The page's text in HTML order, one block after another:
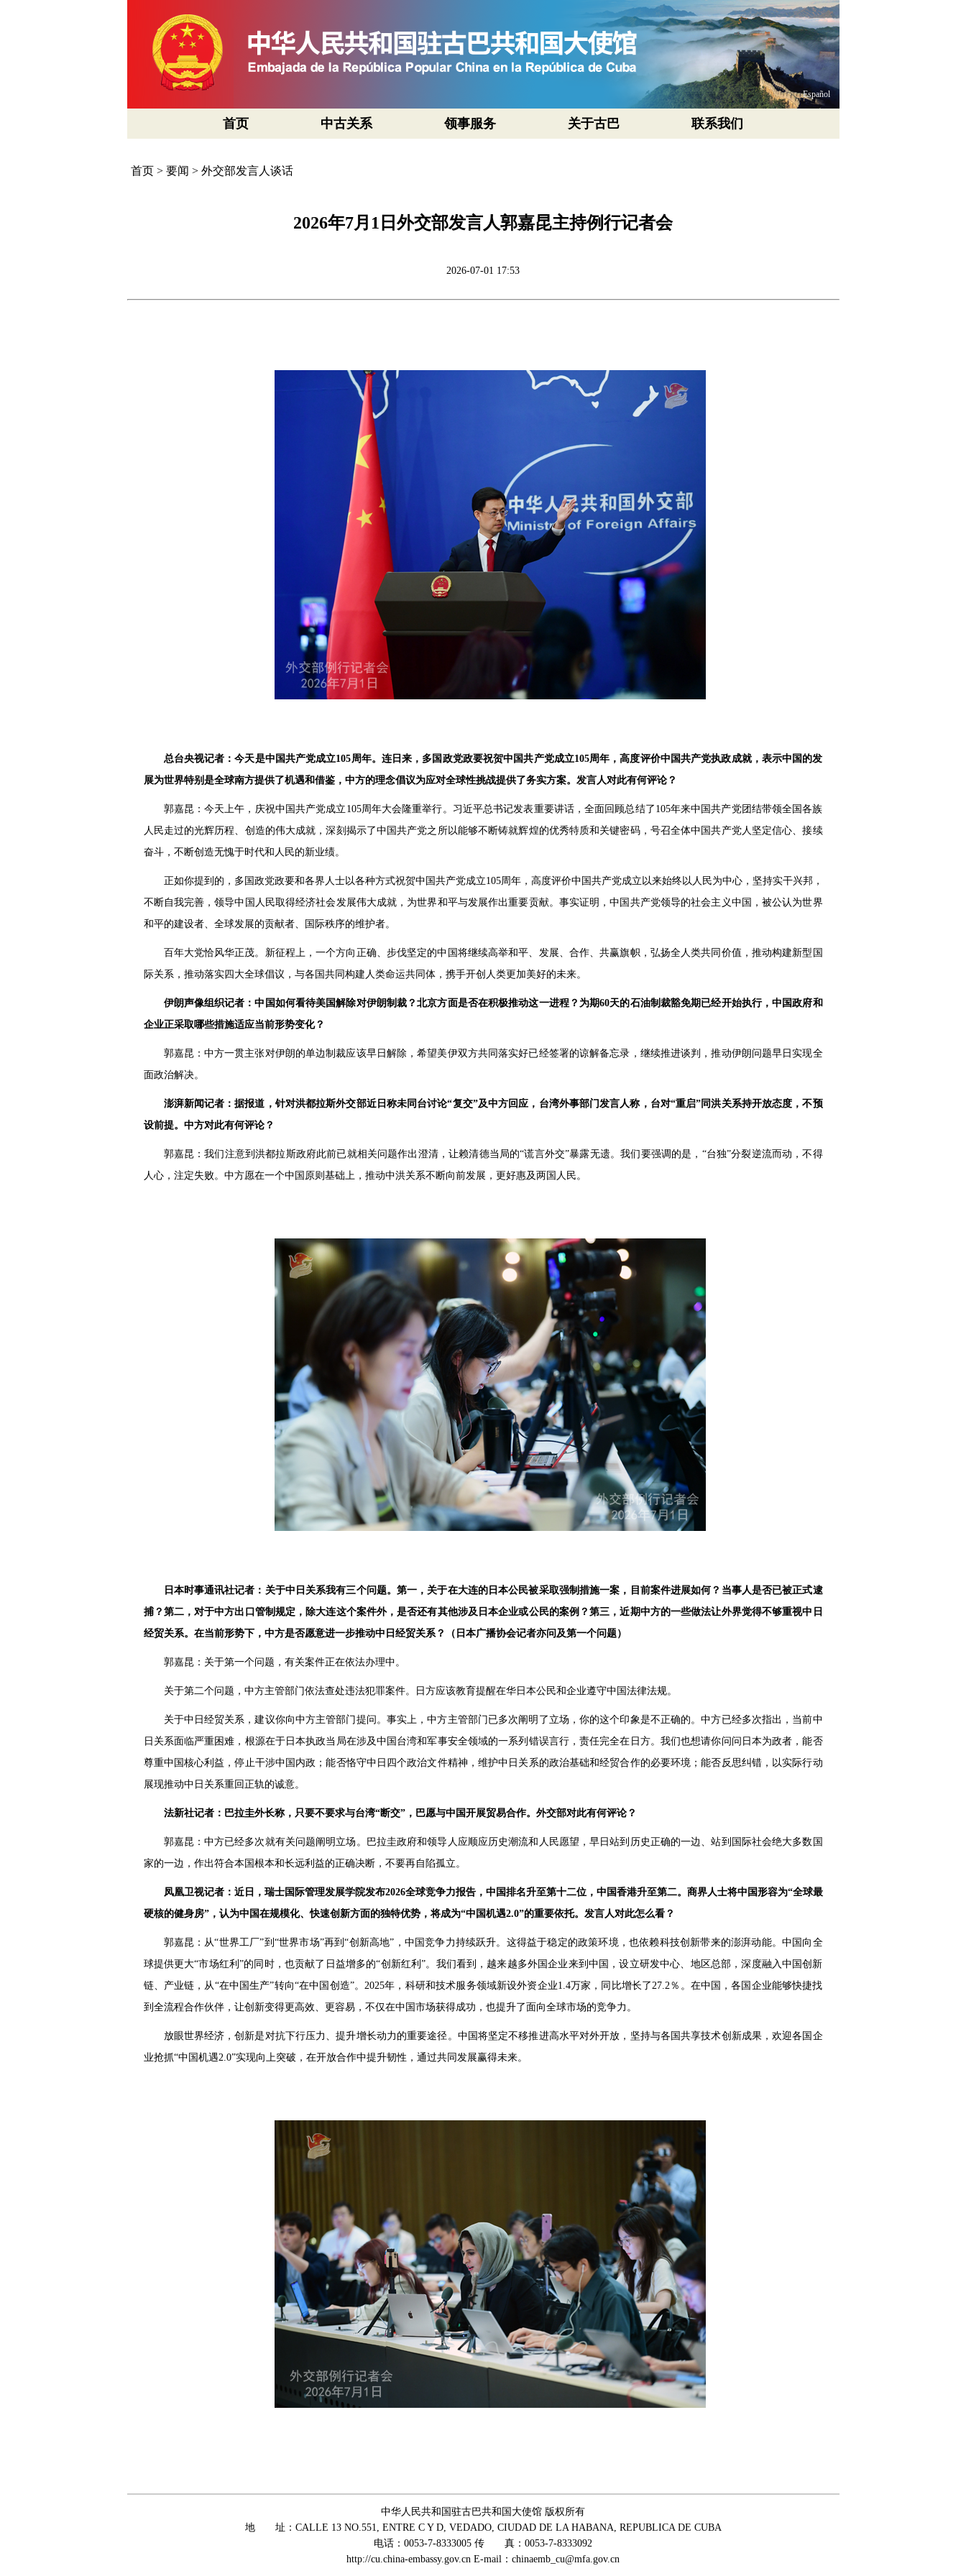
Español
首页 中古关系 领事服务 关于古巴 联系我们
首页> 要闻 > 外交部发言人谈话
2026年7月1日外交部发言人郭嘉昆主持例行记者会
2026-07-01 17:53
总台央视记者：今天是中国共产党成立105周年。连日来，多国政党政要祝贺中国共产党成立105周年，高度评价中国共产党执政成就，表示中国的发
展为世界特别是全球南方提供了机遇和借鉴，中方的理念倡议为应对全球性挑战提供了务实方案。发言人对此有何评论？
郭嘉昆：今天上午，庆祝中国共产党成立105周年大会隆重举行。习近平总书记发表重要讲话，全面回顾总结了105年来中国共产党团结带领全国各族
人民走过的光辉历程、创造的伟大成就，深刻揭示了中国共产党之所以能够不断铸就辉煌的优秀特质和关键密码，号召全体中国共产党人坚定信心、接续
奋斗，不断创造无愧于时代和人民的新业绩。
正如你提到的，多国政党政要和各界人士以各种方式祝贺中国共产党成立105周年，高度评价中国共产党成立以来始终以人民为中心，坚持实干兴邦，
不断自我完善，领导中国人民取得经济社会发展伟大成就，为世界和平与发展作出重要贡献。事实证明，中国共产党领导的社会主义中国，被公认为世界
和平的建设者、全球发展的贡献者、国际秩序的维护者。
百年大党恰风华正茂。新征程上，一个方向正确、步伐坚定的中国将继续高举和平、发展、合作、共赢旗帜，弘扬全人类共同价值，推动构建新型国
际关系，推动落实四大全球倡议，与各国共同构建人类命运共同体，携手开创人类更加美好的未来。
伊朗声像组织记者：中国如何看待美国解除对伊朗制裁？北京方面是否在积极推动这一进程？为期60天的石油制裁豁免期已经开始执行，中国政府和
企业正采取哪些措施适应当前形势变化？
郭嘉昆：中方一贯主张对伊朗的单边制裁应该早日解除，希望美伊双方共同落实好已经签署的谅解备忘录，继续推进谈判，推动伊朗问题早日实现全
面政治解决。
澎湃新闻记者：据报道，针对洪都拉斯外交部近日称未同台讨论“复交”及中方回应，台湾外事部门发言人称，台对“重启”同洪关系持开放态度，不预
设前提。中方对此有何评论？
郭嘉昆：我们注意到洪都拉斯政府此前已就相关问题作出澄清，让赖清德当局的“谎言外交”暴露无遗。我们要强调的是，“台独”分裂逆流而动，不得
人心，注定失败。中方愿在一个中国原则基础上，推动中洪关系不断向前发展，更好惠及两国人民。
日本时事通讯社记者：关于中日关系我有三个问题。第一，关于在大连的日本公民被采取强制措施一案，目前案件进展如何？当事人是否已被正式逮
捕？第二，对于中方出口管制规定，除大连这个案件外，是否还有其他涉及日本企业或公民的案例？第三，近期中方的一些做法让外界觉得不够重视中日
经贸关系。在当前形势下，中方是否愿意进一步推动中日经贸关系？（日本广播协会记者亦问及第一个问题）
郭嘉昆：关于第一个问题，有关案件正在依法办理中。
关于第二个问题，中方主管部门依法查处违法犯罪案件。日方应该教育提醒在华日本公民和企业遵守中国法律法规。
关于中日经贸关系，建议你向中方主管部门提问。事实上，中方主管部门已多次阐明了立场，你的这个印象是不正确的。中方已经多次指出，当前中
日关系面临严重困难，根源在于日本执政当局在涉及中国台湾和军事安全领域的一系列错误言行，责任完全在日方。我们也想请你问问日本为政者，能否
尊重中国核心利益，停止干涉中国内政；能否恪守中日四个政治文件精神，维护中日关系的政治基础和经贸合作的必要环境；能否反思纠错，以实际行动
展现推动中日关系重回正轨的诚意。
法新社记者：巴拉圭外长称，只要不要求与台湾“断交”，巴愿与中国开展贸易合作。外交部对此有何评论？
郭嘉昆：中方已经多次就有关问题阐明立场。巴拉圭政府和领导人应顺应历史潮流和人民愿望，早日站到历史正确的一边、站到国际社会绝大多数国
家的一边，作出符合本国根本和长远利益的正确决断，不要再自陷孤立。
凤凰卫视记者：近日，瑞士国际管理发展学院发布2026全球竞争力报告，中国排名升至第十二位，中国香港升至第二。商界人士将中国形容为“全球最
硬核的健身房”，认为中国在规模化、快速创新方面的独特优势，将成为“中国机遇2.0”的重要依托。发言人对此怎么看？
郭嘉昆：从“世界工厂”到“世界市场”再到“创新高地”，中国竞争力持续跃升。这得益于稳定的政策环境，也依赖科技创新带来的澎湃动能。中国向全
球提供更大“市场红利”的同时，也贡献了日益增多的“创新红利”。我们看到，越来越多外国企业来到中国，设立研发中心、地区总部，深度融入中国创新
链、产业链，从“在中国生产”转向“在中国创造”。2025年，科研和技术服务领域新设外资企业1.4万家，同比增长了27.2％。在中国，各国企业能够快捷找
到全流程合作伙伴，让创新变得更高效、更容易，不仅在中国市场获得成功，也提升了面向全球市场的竞争力。
放眼世界经济，创新是对抗下行压力、提升增长动力的重要途径。中国将坚定不移推进高水平对外开放，坚持与各国共享技术创新成果，欢迎各国企
业抢抓“中国机遇2.0”实现向上突破，在开放合作中提升韧性，通过共同发展赢得未来。
中华人民共和国驻古巴共和国大使馆 版权所有
地 址：CALLE 13 NO.551, ENTRE C Y D, VEDADO, CIUDAD DE LA HABANA, REPUBLICA DE CUBA
电话：0053-7-8333005 传 真：0053-7-8333092
http://cu.china-embassy.gov.cn E-mail：chinaemb_cu@mfa.gov.cn